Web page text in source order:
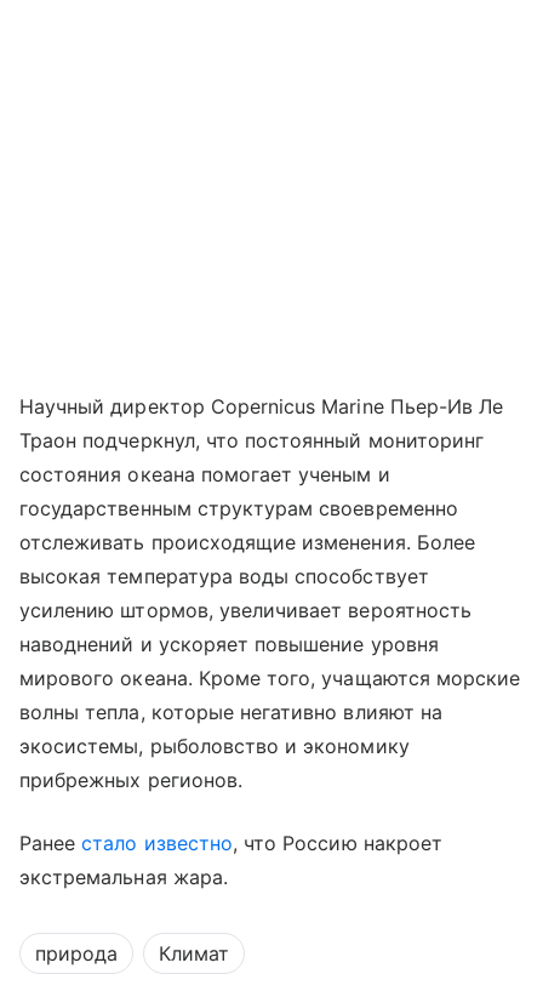
Научный директор Copernicus Marine Пьер-Ив Ле
Траон подчеркнул, что постоянный мониторинг
состояния океана помогает ученым и
государственным структурам своевременно
отслеживать происходящие изменения. Более
высокая температура воды способствует
усилению штормов, увеличивает вероятность
наводнений и ускоряет повышение уровня
мирового океана. Кроме того, учащаются морские
волны тепла, которые негативно влияют на
экосистемы, рыболовство и экономику
прибрежных регионов.
Ранеестало известно, что Россию накроет
экстремальная жара.
природа Климат